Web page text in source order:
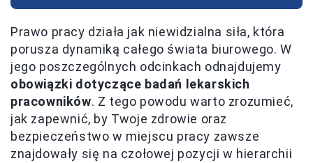
Prawo pracy działa jak niewidzialna siła, która
porusza dynamiką całego świata biurowego. W
jego poszczególnych odcinkach odnajdujemy
obowiązki dotyczące badań lekarskich
pracowników. Z tego powodu warto zrozumieć,
jak zapewnić, by Twoje zdrowie oraz
bezpieczeństwo w miejscu pracy zawsze
znajdowały się na czołowej pozycji w hierarchii